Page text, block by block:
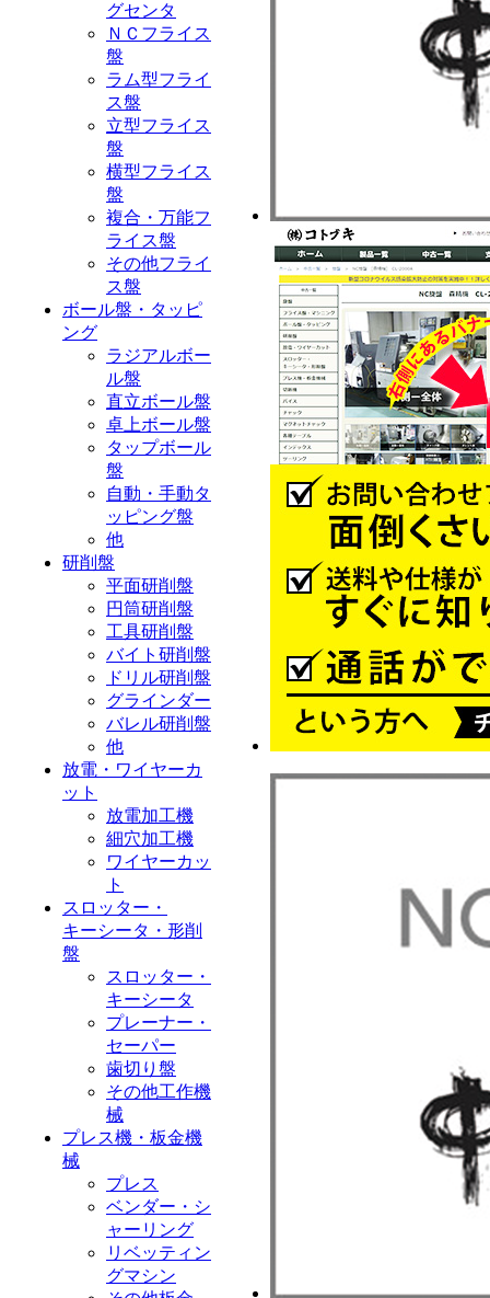
グセンタ
ＮＣフライス
盤
ラム型フライ
ス盤
立型フライス
盤
横型フライス
盤
複合・万能フ
ライス盤
その他フライ
ス盤
ボール盤・タッピ
ング
ラジアルボー
ル盤
直立ボール盤
卓上ボール盤
タップボール
盤
自動・手動タ
ッピング盤
他
研削盤
平面研削盤
円筒研削盤
工具研削盤
バイト研削盤
ドリル研削盤
グラインダー
バレル研削盤
他
放電・ワイヤーカ
ット
放電加工機
細穴加工機
ワイヤーカッ
ト
スロッター・
キーシータ・形削
盤
スロッター・
キーシータ
プレーナー・
セーパー
歯切り盤
その他工作機
械
プレス機・板金機
械
プレス
ベンダー・シ
ャーリング
リベッティン
グマシン